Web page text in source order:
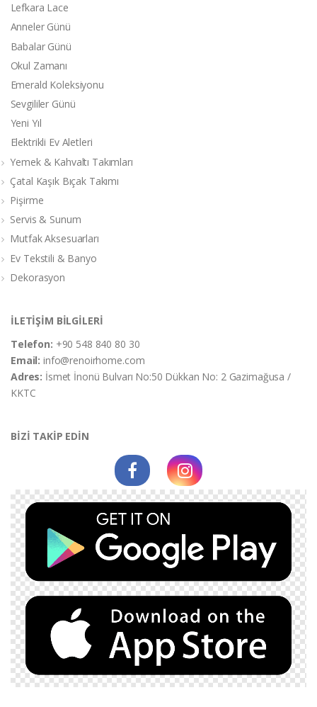
Lefkara Lace
Anneler Günü
Babalar Günü
Okul Zamanı
Emerald Koleksiyonu
Sevgililer Günü
Yeni Yıl
Elektrikli Ev Aletleri
Yemek & Kahvaltı Takımları
Çatal Kaşık Bıçak Takımı
Pişirme
Servis & Sunum
Mutfak Aksesuarları
Ev Tekstili & Banyo
Dekorasyon
İLETİŞİM BİLGİLERİ
Telefon: +90 548 840 80 30
Email:info@renoirhome.com
Adres: İsmet İnonü Bulvarı No:50 Dükkan No: 2 Gazimağusa /
KKTC
BİZİ TAKİP EDİN